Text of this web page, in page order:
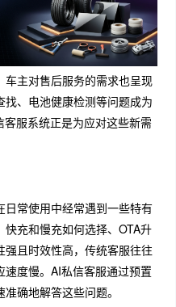
主对售后服务的需求也呈现
、电池健康检测等问题成为
服系统正是为应对这些新需
常使用中经常遇到一些特有
充和慢充如何选择、OTA升
且时效性高，传统客服往往
度慢。AI私信客服通过预置
确地解答这些问题。